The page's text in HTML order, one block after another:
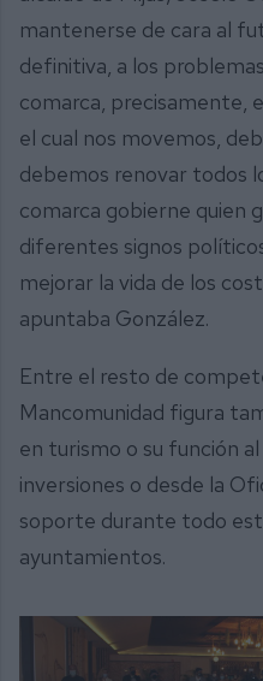
mantenerse de cara al
definitiva, a los
comarca, precisamente,
el cual nos movemos,
debemos renovar todos
comarca gobierne quien
diferentes signos
mejorar la vida de los
apuntaba González.
Entre el resto de
Mancomunidad figura
en turismo o su función
inversiones o desde la
soporte durante todo
ayuntamientos.